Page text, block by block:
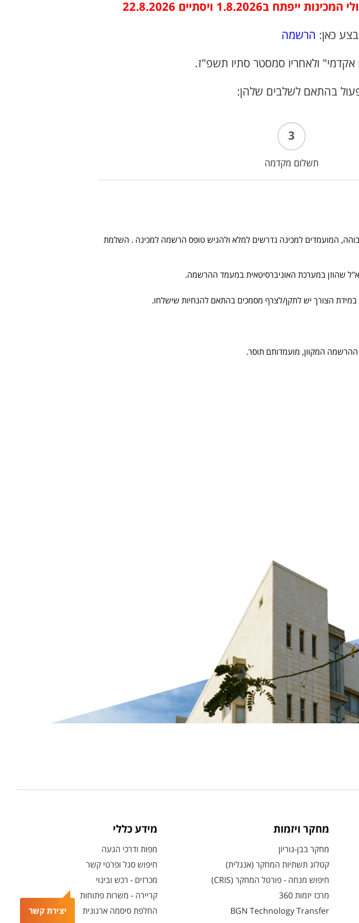
יצירת קשר
ויסתיים 22.8.2026
כאן: הרשמה
ולאחריו סמסטר סתיו תשפ"ז.
בהתאם לשלבים שלהן:
3
תשלום מקדמה
המועמדים למכינה נדרשים למלא ולהגיש טופס הרשמה למכינה . השלמת
במידת הצורך יש לתקן/לצרף מסמכים בהתאם להנחיות שישלחו.
מחקר ויזמות
מחקר בבן-גוריון
קטלוג תשתיות המחקר (אנגלית)
חיפוש מנחה - פורטל המחקר (CRIS)
מרכז יזמות 360
BGN Technology Transfer
מידע כללי
מפות ודרכי הגעה
חיפוש סגל ופרטי קשר
מכרזים - רכש ובינוי
קריירה - משרות פתוחות
החלפת סיסמה ארגונית